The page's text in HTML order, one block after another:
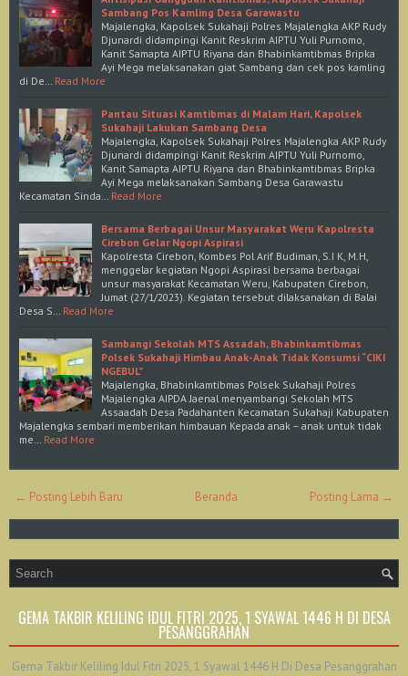
Sambang Pos Kamling Desa Garawastu
Majalengka, Kapolsek Sukahaji Polres Majalengka AKP Rudy
Djunardi didampingi Kanit Reskrim AIPTU Yuli Purnomo,
Kanit Samapta AIPTU Riyana dan Bhabinkamtibmas Bripka
Ayi Mega melaksanakan giat Sambang dan cek pos kamling
di De… Read More
Pantau Situasi Kamtibmas di Malam Hari, Kapolsek
Sukahaji Lakukan Sambang Desa
Majalengka, Kapolsek Sukahaji Polres Majalengka AKP Rudy
Djunardi didampingi Kanit Reskrim AIPTU Yuli Purnomo,
Kanit Samapta AIPTU Riyana dan Bhabinkamtibmas Bripka
Ayi Mega melaksanakan Sambang Desa Garawastu
Kecamatan Sinda… Read More
Bersama Berbagai Unsur Masyarakat Weru Kapolresta
Cirebon Gelar Ngopi Aspirasi
Kapolresta Cirebon, Kombes Pol Arif Budiman, S.I K, M.H,
menggelar kegiatan Ngopi Aspirasi bersama berbagai
unsur masyarakat Kecamatan Weru, Kabupaten Cirebon,
Jumat (27/1/2023). Kegiatan tersebut dilaksanakan di Balai
Desa S… Read More
Sambangi Sekolah MTS Assadah, Bhabinkamtibmas
Polsek Sukahaji Himbau Anak-Anak Tidak Konsumsi “CIKI
NGEBUL”
Majalengka, Bhabinkamtibmas Polsek Sukahaji Polres
Majalengka AIPDA Jaenal menyambangi Sekolah MTS
Assaadah Desa Padahanten Kecamatan Sukahaji Kabupaten
Majalengka sembari memberikan himbauan Kepada anak – anak untuk tidak
me… Read More
← Posting Lebih Baru Posting Lama →
Beranda
GEMA TAKBIR KELILING IDUL FITRI 2025, 1 SYAWAL 1446 H DI DESA
PESANGGRAHAN
Gema Takbir Keliling Idul Fitri 2025, 1 Syawal 1446 H Di Desa Pesanggrahan